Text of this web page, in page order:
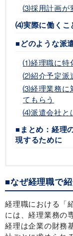
⑶採用計画が
⑷実際に働くこ
■どのような派
⑴経理職に特
⑵紹介予定派
⑶経理業務に
てもらう
⑷派遣会社と
■まとめ：経理
現するために
■なぜ経理職で
経理職における「
には、経理業務の
経理は企業の財務